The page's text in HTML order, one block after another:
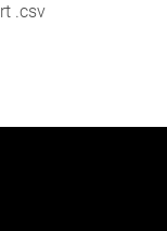
.csv